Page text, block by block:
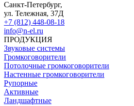
Санкт-Петербург,
ул. Тележная, 37Д
+7 (812) 448-08-18
info@n-el.ru
ПРОДУКЦИЯ
Звуковые системы
Громкоговорители
Потолочные громкоговорители
Настенные громкоговорители
Рупорные
Активные
Ландшафтные